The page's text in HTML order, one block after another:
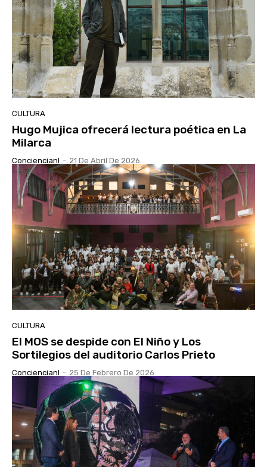
CULTURA
Hugo Mujica ofrecerá lectura poética en La
Milarca
Conciencianl - 21 De Abril De 2026
CULTURA
El MOS se despide con El Niño y Los
Sortilegios del auditorio Carlos Prieto
Conciencianl - 25 De Febrero De 2026